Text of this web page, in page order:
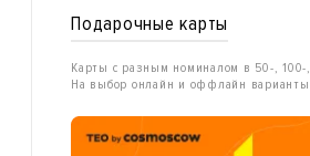
Подарочные карты
Карты с разным номиналом в 50-,
На выбор онлайн и оффлайн варианты